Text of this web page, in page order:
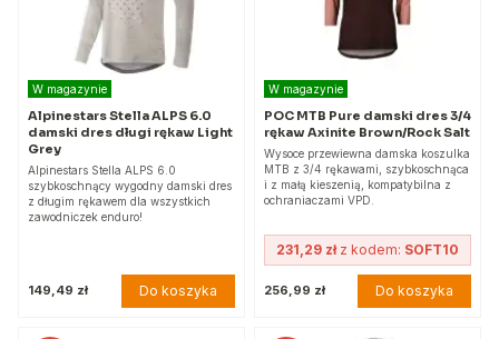
W magazynie
Alpinestars Stella ALPS 6.0
damski dres długi rękaw Light
Grey
Alpinestars Stella ALPS 6.0
szybkoschnący wygodny damski dres
z długim rękawem dla wszystkich
zawodniczek enduro!
149,49 zł Do koszyka
W magazynie
POC MTB Pure damski dres 3/4
rękaw Axinite Brown/Rock Salt
Wysoce przewiewna damska koszulka
MTB z 3/4 rękawami, szybkoschnąca
i z małą kieszenią, kompatybilna z
ochraniaczami VPD.
231,29 złz kodem: SOFT10
256,99 zł Do koszyka